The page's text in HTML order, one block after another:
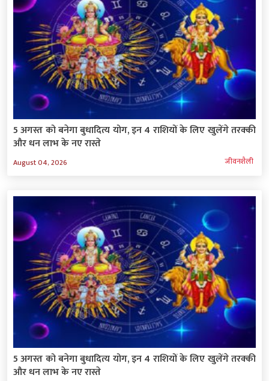
5 अगस्त को बनेगा बुधादित्य योग, इन 4 राशियों के लिए खुलेंगे तरक्की
और धन लाभ के नए रास्ते
August 04, 2026 जीवनशैली
5 अगस्त को बनेगा बुधादित्य योग, इन 4 राशियों के लिए खुलेंगे तरक्की
और धन लाभ के नए रास्ते